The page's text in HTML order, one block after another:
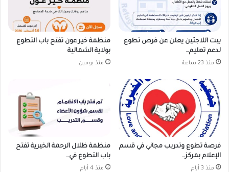
بيت اللاجئين يعلن عن فرص تطوع
لدعم تعليم…
منذ 23 ساعة
منظمة خير عون تفتح باب التطوع
بولاية الشمالية
منذ يومين
فرصة تطوع وتدريب مجاني في قسم
الإعلام بمركز…
منذ 3 أيام
منظمة ظلال الرحمة الخيرية تفتح
باب التطوع في…
منذ 4 أيام